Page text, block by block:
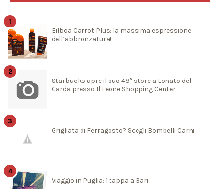
Bilboa Carrot Plus: la massima espressione
dell’abbronzatura!
Starbucks apre il suo 48° store a Lonato del
Garda presso Il Leone Shopping Center
Grigliata di Ferragosto? Scegli Bombelli Carni
Viaggio in Puglia: 1 tappa a Bari